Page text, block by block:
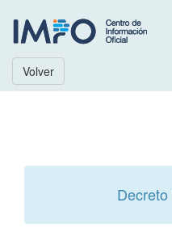
Volver
Decreto